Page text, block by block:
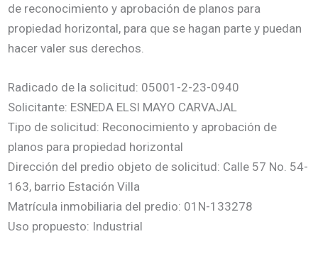
de reconocimiento y aprobación de planos para
propiedad horizontal, para que se hagan parte y puedan
hacer valer sus derechos.
Radicado de la solicitud: 05001-2-23-0940
Solicitante: ESNEDA ELSI MAYO CARVAJAL
Tipo de solicitud: Reconocimiento y aprobación de
planos para propiedad horizontal
Dirección del predio objeto de solicitud: Calle 57 No. 54-
163, barrio Estación Villa
Matrícula inmobiliaria del predio: 01N-133278
Uso propuesto: Industrial